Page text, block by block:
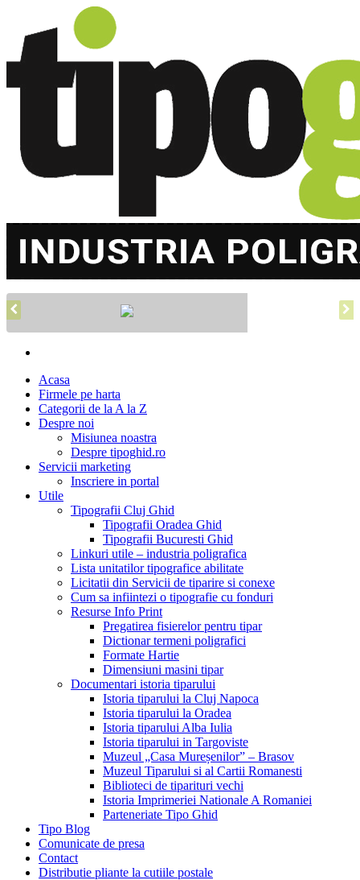
Acasa
Firmele pe harta
Categorii de la A la Z
Despre noi
Misiunea noastra
Despre tipoghid.ro
Servicii marketing
Inscriere in portal
Utile
Tipografii Cluj Ghid
Tipografii Oradea Ghid
Tipografii Bucuresti Ghid
Linkuri utile – industria poligrafica
Lista unitatilor tipografice abilitate
Licitatii din Servicii de tiparire si conexe
Cum sa infiintezi o tipografie cu fonduri
Resurse Info Print
Pregatirea fisierelor pentru tipar
Dictionar termeni poligrafici
Formate Hartie
Dimensiuni masini tipar
Documentari istoria tiparului
Istoria tiparului la Cluj Napoca
Istoria tiparului la Oradea
Istoria tiparului Alba Iulia
Istoria tiparului in Targoviste
Muzeul „Casa Mureșenilor” – Brasov
Muzeul Tiparului si al Cartii Romanesti
Biblioteci de tiparituri vechi
Istoria Imprimeriei Nationale A Romaniei
Parteneriate Tipo Ghid
Tipo Blog
Comunicate de presa
Contact
Distributie pliante la cutiile postale